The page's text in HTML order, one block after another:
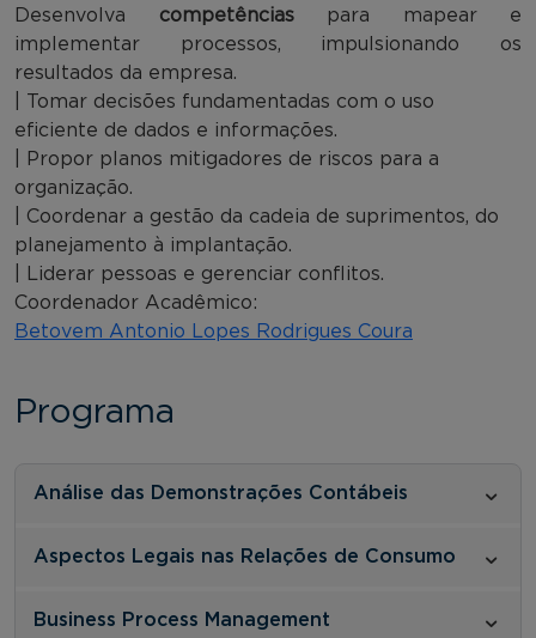
Desenvolva competênciaspara mapear e
implementar processos, impulsionando os
resultados da empresa.
| Tomar decisões fundamentadas com o uso
eficiente de dados e informações.
| Propor planos mitigadores de riscos para a
organização.
| Coordenar a gestão da cadeia de suprimentos, do
planejamento à implantação.
| Liderar pessoas e gerenciar conflitos.
Coordenador Acadêmico:
Betovem Antonio Lopes Rodrigues Coura
Programa
Análise das Demonstrações Contábeis
Aspectos Legais nas Relações de Consumo
Business Process Management